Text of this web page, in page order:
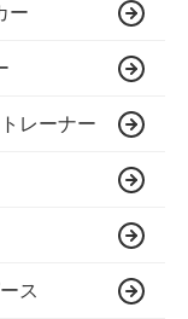
ー
レーナー
ス